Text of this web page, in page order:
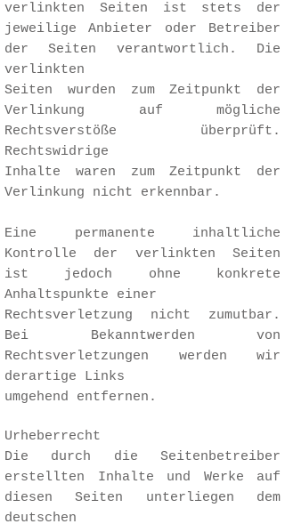
verlinkten Seiten ist stets der
jeweilige Anbieter oder Betreiber
der Seiten verantwortlich. Die
verlinkten
Seiten wurden zum Zeitpunkt der
Verlinkung auf mögliche
Rechtsverstöße überprüft.
Rechtswidrige
Inhalte waren zum Zeitpunkt der
Verlinkung nicht erkennbar.
Eine permanente inhaltliche
Kontrolle der verlinkten Seiten
ist jedoch ohne konkrete
Anhaltspunkte einer
Rechtsverletzung nicht zumutbar.
Bei Bekanntwerden von
Rechtsverletzungen werden wir
derartige Links
umgehend entfernen.
Urheberrecht
Die durch die Seitenbetreiber
erstellten Inhalte und Werke auf
diesen Seiten unterliegen dem
deutschen